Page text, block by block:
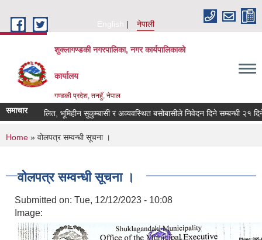
English
नेपाली
शुक्लागण्डकी नगरपालिका, नगर कार्यपालिकाको
कार्यालय
गण्डकी प्रदेश, तनहुँ, नेपाल
समाचार
भूमिहीन दलित, भूमिहीन सुकुम्बासी र अव्यवस्थित बसोबासीले निवेदन दिने सम्बन्धी २१ दिने
You are here
Home » वोलपत्र सम्वन्धी सूचना ।
वोलपत्र सम्वन्धी सूचना ।
Submitted on: Tue, 12/12/2023 - 10:08
Image: